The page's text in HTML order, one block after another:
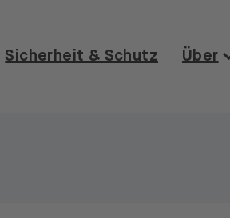
Sicherheit & Schutz Über